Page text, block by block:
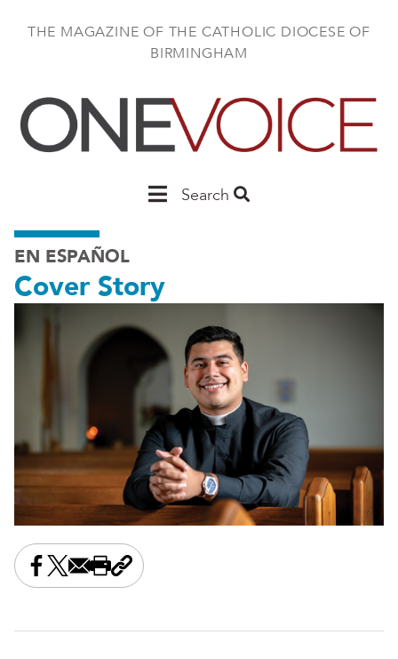
THE MAGAZINE OF THE CATHOLIC DIOCESE OF
BIRMINGHAM
MainSearch
EN ESPAÑOL
Cover Story
Share this on Facebook
Share this on X
Share this by email
Print this page
Copy the page address